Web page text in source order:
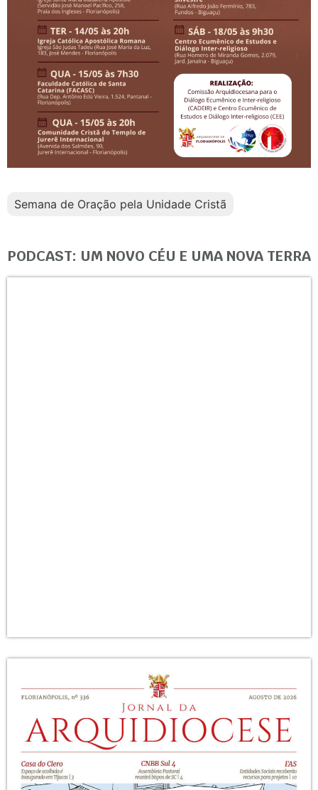
Semana de Oração pela Unidade Cristã
PODCAST: UM NOVO CÉU E UMA NOVA TERRA